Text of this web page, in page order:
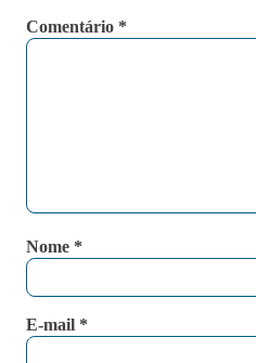
Comentário *
Nome *
E-mail *